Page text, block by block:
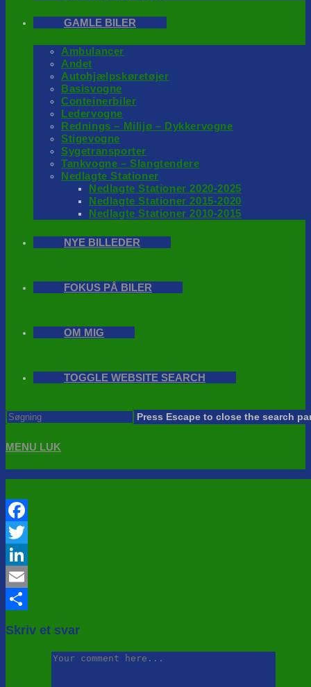
GAMLE BILER
Ambulancer
Andet
Autohjælpskøretøjer
Basisvogne
Conteinerbiler
Ledervogne
Rednings – Milijø – Dykkervogne
Stigevogne
Sygetransporter
Tankvogne – Slangtendere
Nedlagte Stationer
Nedlagte Stationer 2020-2025
Nedlagte Stationer 2015-2020
Nedlagte Stationer 2010-2015
NYE BILLEDER
FOKUS PÅ BILER
OM MIG
TOGGLE WEBSITE SEARCH
Press Escape to close the search
MENU LUK
Facebook
Twitter
LinkedIn
Email
Skriv et svar